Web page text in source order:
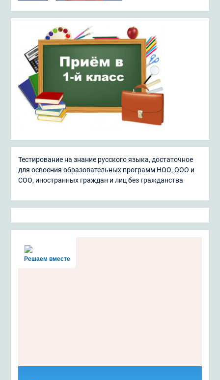
Тестирование на знание русского языка, достаточное
для освоения образовательных программ НОО, ООО и
СОО, иностранных граждан и лиц без гражданства
Решаем вместе